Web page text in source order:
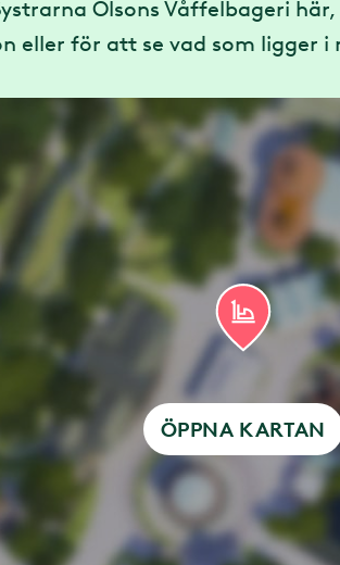
Olsons Våffelbageri
eller för att se vad som ligger i
ÖPPNA KARTAN